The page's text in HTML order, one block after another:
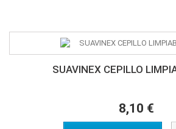
SUAVINEX CEPILLO
8,10 €